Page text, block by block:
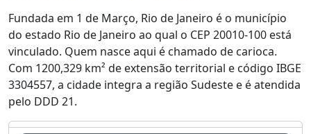
Fundada em 1 de Março, Rio de Janeiro é o município
do estado Rio de Janeiro ao qual o CEP 20010-100 está
vinculado. Quem nasce aqui é chamado de carioca.
Com 1200,329 km² de extensão territorial e código IBGE
3304557, a cidade integra a região Sudeste e é atendida
pelo DDD 21.